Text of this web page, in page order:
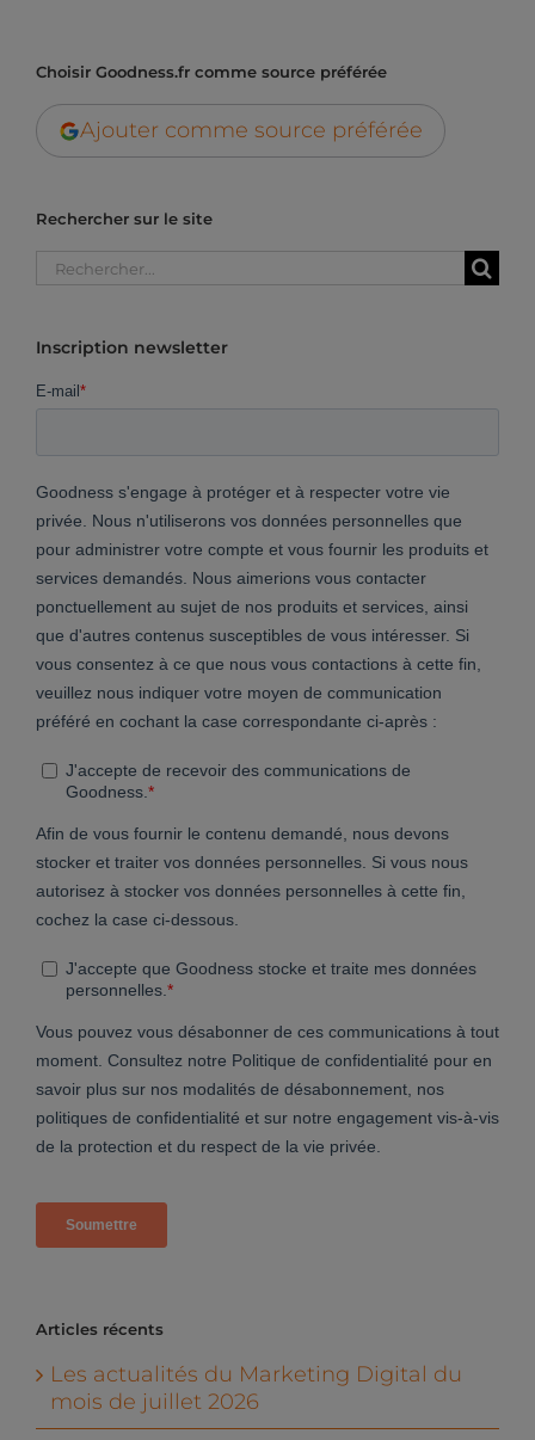
Choisir Goodness.fr comme source préférée
Ajouter comme source préférée
Rechercher sur le site
Rechercher:
Inscription newsletter
Articles récents
Les actualités du Marketing Digital du
mois de juillet 2026